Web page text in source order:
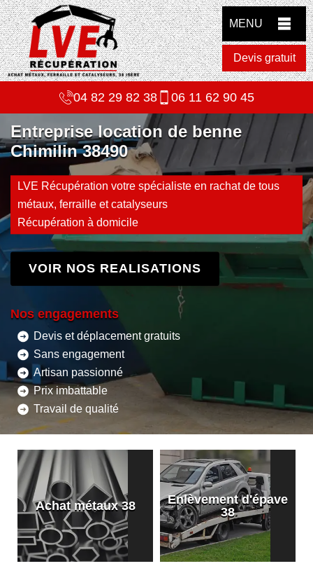
MENU
Devis gratuit
04 82 29 82 38 06 11 62 90 45
Entreprise location de benne
Chimilin 38490
LVE Récupération votre spécialiste en rachat de tous
métaux, ferraille et catalyseurs
Récupération à domicile
VOIR NOS REALISATIONS
Nos engagements
Devis et déplacement gratuits
Sans engagement
Artisan passionné
Prix imbattable
Travail de qualité
Achat métaux 38
Enlèvement d'épave
38